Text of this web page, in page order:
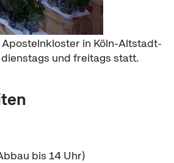
in Köln-Altstadt-
und freitags statt.
bis 14 Uhr)